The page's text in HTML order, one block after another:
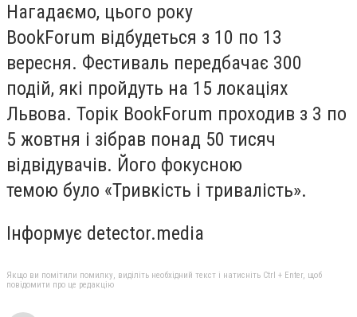
Нагадаємо, цього року
BookForum відбудеться з 10 по 13
вересня. Фестиваль передбачає 300
подій, які пройдуть на 15 локаціях
Львова. Торік BookForum проходив з 3 по
5 жовтня і зібрав понад 50 тисяч
відвідувачів. Його фокусною
темою було «Тривкість і тривалість».
Інформує detector.media
Якщо ви помітили помилку, виділіть необхідний текст і натисніть Ctrl + Enter, щоб
повідомити про це редакцію